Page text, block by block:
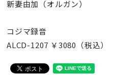
新妻由加（オルガン）
コジマ録音
ALCD-1207 ￥3080（税込）